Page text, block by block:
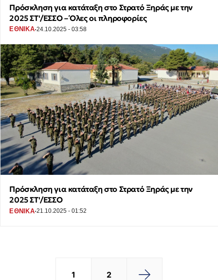
Πρόσκληση για κατάταξη στο Στρατό Ξηράς με την
2025 ΣΤ'/ΕΣΣΟ – Όλες οι πληροφορίες
ΕΘΝΙΚΑ·24.10.2025 - 03:58
Πρόσκληση για κατάταξη στο Στρατό Ξηράς με την
2025 ΣΤ'/ΕΣΣΟ
ΕΘΝΙΚΑ·21.10.2025 - 01:52
1 2